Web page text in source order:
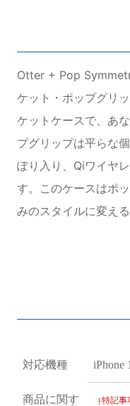
Otter + Pop
ケット・ポップグリ
ケットケースで、あ
プグリップは平らな
ぽり入り、Qiワイヤ
す。このケースはポ
みのスタイルに変え
対応機種 iPhone
商品に関す
（特記事